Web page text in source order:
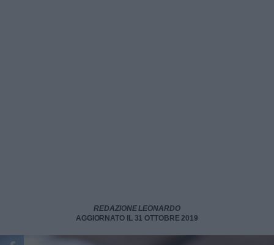
REDAZIONE LEONARDO
AGGIORNATO IL 31 OTTOBRE 2019